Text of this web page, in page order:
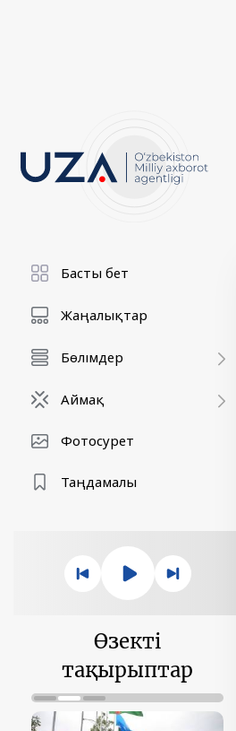
Басты бет
Жаңалықтар
Бөлімдер
Аймақ
Фотосурет
Таңдамалы
Өзекті
тақырыптар